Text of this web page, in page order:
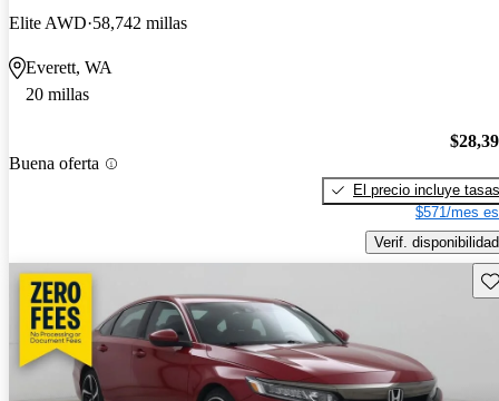
Elite AWD 58,742 millas
Everett, WA
20 millas
Buena oferta
El precio incluye tasas
$571/mes
Verif. disponibilidad